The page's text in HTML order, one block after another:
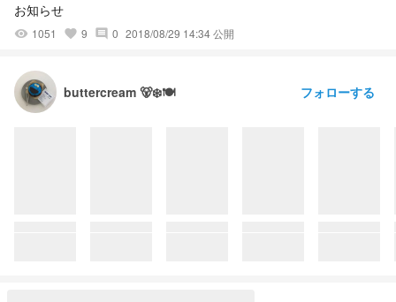
お知らせ
visibility 1051 favorite 9 comment 0 2018/08/29 14:34 公開
buttercream 🐻‍❄️🍽 フォローする